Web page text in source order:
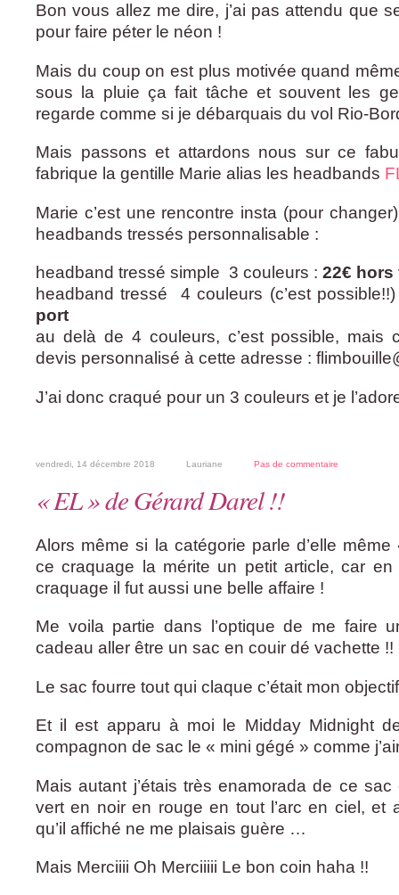
Bon vous allez me dire, j’ai pas attendu que
pour faire péter le néon !
Mais du coup on est plus motivée quand
sous la pluie ça fait tâche et souvent les
regarde comme si je débarquais du vol Rio-
Mais passons et attardons nous sur ce
fabrique la gentille Marie alias les headbands
Marie c’est une rencontre insta (pour
headbands tressés personnalisable :
headband tressé simple 3 couleurs : 22€ hors
headband tressé 4 couleurs (c’est
port
au delà de 4 couleurs, c’est possible, mais
devis personnalisé à cette adresse :
J’ai donc craqué pour un 3 couleurs et je
vendredi, 14 décembre 2018 Lauriane Pas de commentaire
« EL » de Gérard Darel !!
Alors même si la catégorie parle d’elle
ce craquage la mérite un petit article, car en
craquage il fut aussi une belle affaire !
Me voila partie dans l’optique de me faire
cadeau aller être un sac en couir dé vachette !!
Le sac fourre tout qui claque c’était mon
Et il est apparu à moi le Midday Midnight
compagnon de sac le « mini gégé » comme
Mais autant j’étais très enamorada de ce
vert en noir en rouge en tout l’arc en ciel, et
qu’il affiché ne me plaisais guère …
Mais Merciiii Oh Merciiiii Le bon coin haha !!